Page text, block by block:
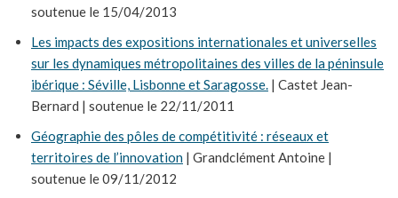
soutenue le 15/04/2013
Les impacts des expositions internationales et universelles
sur les dynamiques métropolitaines des villes de la péninsule
ibérique : Séville, Lisbonne et Saragosse. | Castet Jean-
Bernard | soutenue le 22/11/2011
Géographie des pôles de compétitivité : réseaux et
territoires de l’innovation | Grandclément Antoine |
soutenue le 09/11/2012